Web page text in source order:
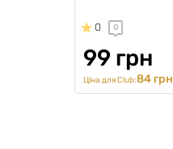
0 0
99 грн
Ціна для Club:84 грн